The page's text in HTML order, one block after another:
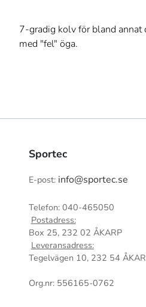
7-gradig kolv för bland annat
med "fel" öga.
Sportec
E-post: info@sportec.se
Telefon: 040-465050
Postadress:
Box 25, 232 02 ÅKARP
Leveransadress:
Tegelvägen 10, 232 54
Org.nr: 556165-0762